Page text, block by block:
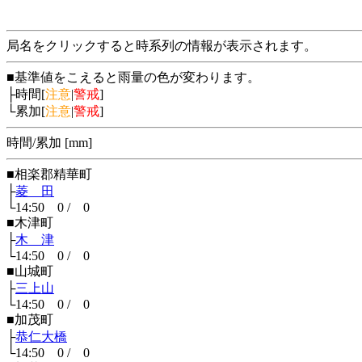
局名をクリックすると時系列の情報が表示されます。
■基準値をこえると雨量の色が変わります。
├時間[注意|警戒]
└累加[注意|警戒]
時間/累加 [mm]
■相楽郡精華町
├菱 田
└14:50 0 / 0
■木津町
├木 津
└14:50 0 / 0
■山城町
├三上山
└14:50 0 / 0
■加茂町
├恭仁大橋
└14:50 0 / 0